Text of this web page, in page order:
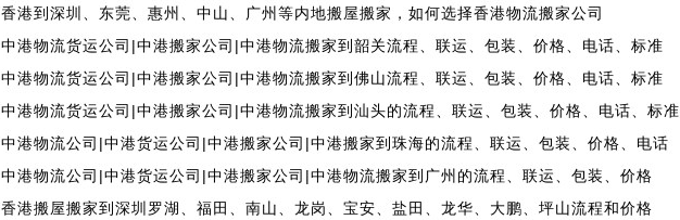
香港到深圳、东莞、惠州、中山、广州等内地搬屋搬家，如何选择香港物流搬家公司
中港物流货运公司|中港搬家公司|中港物流搬家到韶关流程、联运、包装、价格、电话、标准
中港物流货运公司|中港搬家公司|中港物流搬家到佛山流程、联运、包装、价格、电话、标准
中港物流货运公司|中港搬家公司|中港物流搬家到汕头的流程、联运、包装、价格、电话、标准
中港物流公司|中港货运公司|中港搬家公司|中港搬家到珠海的流程、联运、包装、价格、电话
中港物流公司|中港货运公司|中港搬家公司|中港物流搬家到广州的流程、联运、包装、价格
香港搬屋搬家到深圳罗湖、福田、南山、龙岗、宝安、盐田、龙华、大鹏、坪山流程和价格